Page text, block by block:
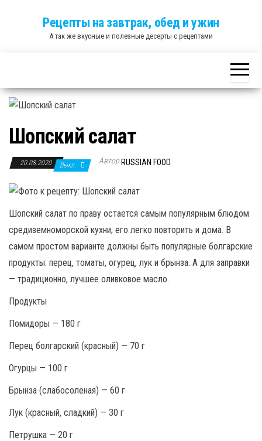
Рецепты на завтрак, обед и ужин
А так же вкусные и полезные десерты с рецептами
Шопский салат
20.08.2020 Выкл. Автор RUSSIAN FOOD
Шопский салат по праву остается самым популярным блюдом
средиземноморской кухни, его легко повторить и дома. В
самом простом варианте должны быть популярные болгарские
продукты: перец, томаты, огурец, лук и брынза. А для заправки
— традиционно, лучшее оливковое масло.
Продукты
Помидоры — 180 г
Перец болгарский (красный) — 70 г
Огурцы — 100 г
Брынза (слабосоленая) — 60 г
Лук (красный, сладкий) — 30 г
Петрушка — 20 г